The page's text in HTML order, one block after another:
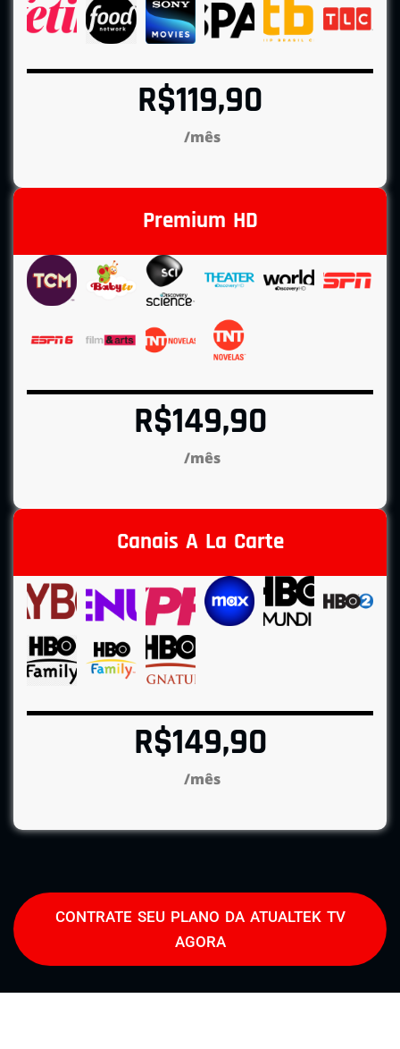
R$119,90
/mês
Premium HD
R$149,90
/mês
Canais A La Carte
R$149,90
/mês
CONTRATE SEU PLANO DA ATUALTEK TV
AGORA